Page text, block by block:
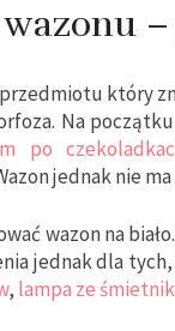
–
który
Na
po
jednak nie
wazon na
jednak dla
, lampa ze